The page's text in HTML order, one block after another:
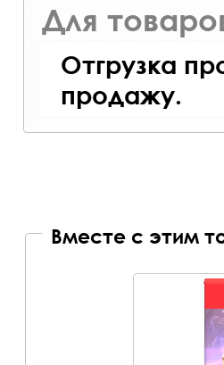
Для
Отгрузка
продажу.
Вместе с этим